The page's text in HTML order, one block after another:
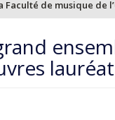
de musique de